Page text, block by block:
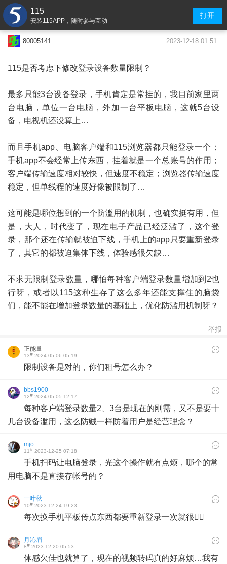
115
安装115APP，随时参与互动
打开
80005141 2023-12-18 01:51
115是否考虑下修改登录设备数量限制？
最多只能3台设备登录，手机肯定是常挂的，我目前家里两
台电脑，单位一台电脑，外加一台平板电脑，这就5台设
备，电视机还没算上…
而且手机app、电脑客户端和115浏览器都只能登录一个；
手机app不会经常上传东西，挂着就是一个总账号的作用；
客户端传输速度相对较快，但速度不稳定；浏览器传输速度
稳定，但单线程的速度好像被限制了…
这可能是哪位想到的一个防滥用的机制，也确实挺有用，但
是，大人，时代变了，现在电子产品已经泛滥了，这个登
录，那个还在传输就被迫下线，手机上的app只要重新登录
了，其它的都被迫集体下线，体验感很欠缺…
不求无限制登录数量，哪怕每种客户端登录数量增加到2也
行呀，或者以115这种生存了这么多年还能支撑住的脑袋
们，能不能在增加登录数量的基础上，优化防滥用机制呀？
举报
正能量
13# 2024-05-06 05:19
限制设备是对的，你们租号怎么办？
bbs1900
12# 2024-05-05 12:17
每种客户端登录数量2、3台是现在的刚需，又不是要十
几台设备滥用，这么防贼一样防着用户是经营理念？
mjo
11# 2023-12-25 07:18
手机扫码让电脑登录，光这个操作就有点烦，哪个的常
用电脑不是直接存帐号的？
一叶秋
10# 2023-12-24 19:23
每次换手机平板传点东西都要重新登录一次就很👍🏻
月沁眉
8# 2023-12-20 05:53
体感欠佳也就算了，现在的视频转码真的好麻烦…我有